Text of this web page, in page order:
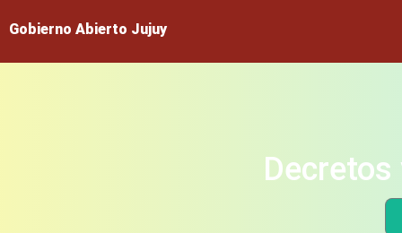
Gobierno Abierto Jujuy